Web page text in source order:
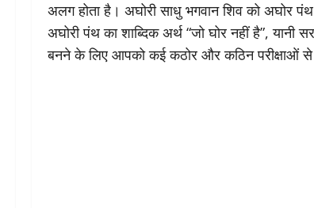
अलग होता है। अघोरी साधु भगवान शिव को अघोर
अघोरी पंथ का शाब्दिक अर्थ “जो घोर नहीं है”,
बनने के लिए आपको कई कठोर और कठिन परीक्षाओं से